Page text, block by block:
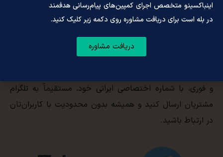
API تلگرام | وب سرویس تلگرام
ارسال و دریافت انواع محتوا پنل گزارش‌گیری ارسال و دریافت
ب‌سرویس تلگرام اینباکسینو، حتی در شرایط تحریم،
و فوری، با شماره اختصاصی ایرانی خود، مستقیماً به تلگرام
مشتریان ارسال کنید و همیشه بدون محدودیت با کاربران‌تان
در ارتباط باشید.
اینباکسینو متخصص اجرای کمپین‌های پیام‌رسانی هدفمند
در بله است برای دریافت مشاوره روی دکمه زیر کلیک کنید.
دریافت مشاوره